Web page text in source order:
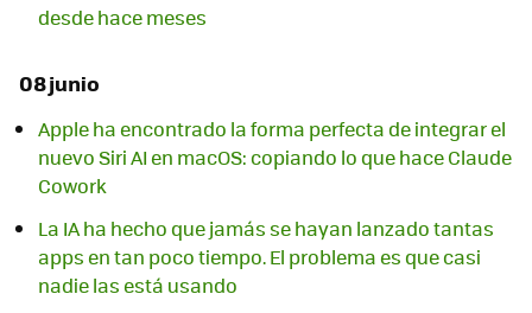
desde hace meses
08 junio
Apple ha encontrado la forma perfecta de integrar el
nuevo Siri AI en macOS: copiando lo que hace Claude
Cowork
La IA ha hecho que jamás se hayan lanzado tantas
apps en tan poco tiempo. El problema es que casi
nadie las está usando